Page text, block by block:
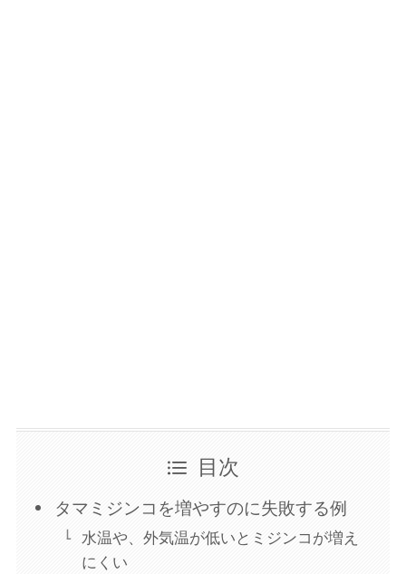
目次
タマミジンコを増やすのに失敗する例
水温や、外気温が低いとミジンコが増え
にくい